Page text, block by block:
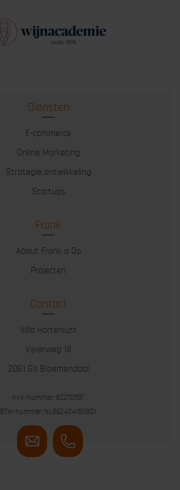
Diensten
E-commerce
Online Marketing
Strategie ontwikkeling
Startups
Frank
About Frank a Do
Projecten
Contact
Villa Hartenlust
Vijverweg 18
2061 GX Bloemendaal
KVK-nummer: 82270597
BTW-nummer: NL862404150B01